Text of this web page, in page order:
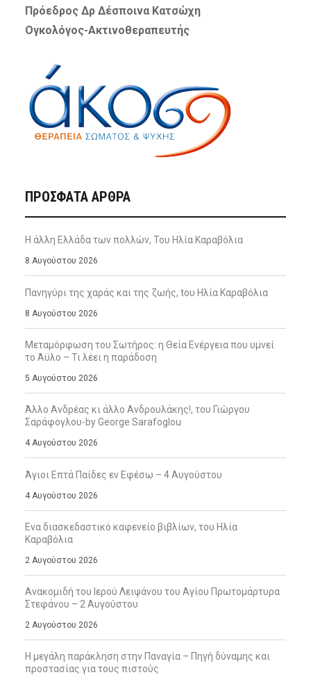
Πρόεδρος Δρ Δέσποινα Κατσώχη
Ογκολόγος-Ακτινοθεραπευτής
ΠΡΌΣΦΑΤΑ ΆΡΘΡΑ
Η άλλη Ελλάδα των πολλών, Του Ηλία Καραβόλια
8 Αυγούστου 2026
Πανηγύρι της χαράς και της ζωής, tου Ηλία Καραβόλια
8 Αυγούστου 2026
Μεταμόρφωση του Σωτήρος: η Θεία Ενέργεια που υμνεί
το Άϋλο – Τι λέει η παράδοση
5 Αυγούστου 2026
Άλλο Ανδρέας κι άλλο Ανδρουλάκης!, του Γιώργου
Σαράφογλου-by George Sarafoglou
4 Αυγούστου 2026
Άγιοι Επτά Παίδες εν Εφέσω – 4 Αυγούστου
4 Αυγούστου 2026
Ενα διασκεδαστικό καφενείο βιβλίων, του Ηλία
Καραβόλια
2 Αυγούστου 2026
Ανακομιδή του Ιερού Λειψάνου του Αγίου Πρωτομάρτυρα
Στεφάνου – 2 Αυγούστου
2 Αυγούστου 2026
Η μεγάλη παράκληση στην Παναγία – Πηγή δύναμης και
προστασίας για τους πιστούς